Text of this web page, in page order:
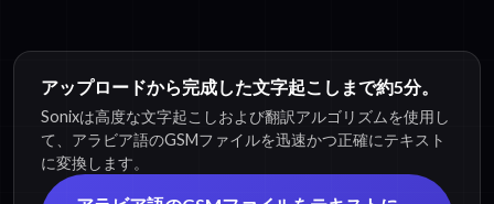
アップロードから完成した文字起こしまで約5分。
Sonixは高度な文字起こしおよび翻訳アルゴリズムを使用し
て、アラビア語のGSMファイルを迅速かつ正確にテキスト
に変換します。